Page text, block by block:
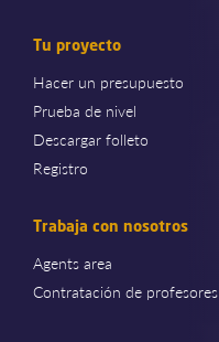
Tu proyecto
Hacer un presupuesto
Prueba de nivel
Descargar folleto
Registro
Trabaja con nosotros
Agents area
Contratación de profesores